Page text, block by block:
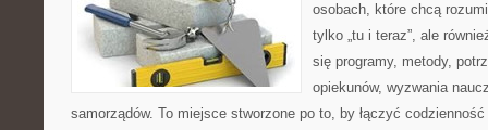
osobach, które chcą
tylko „tu i teraz”, ale
się programy, metody,
opiekunów, wyzwania
samorządów. To miejsce stworzone po to, by łączyć